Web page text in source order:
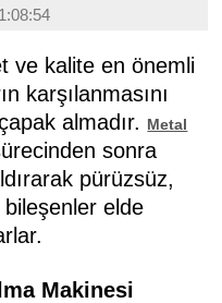
ve kalite en önemli
karşılanmasını
almadır. Metal
sonra
pürüzsüz,
elde
Makinesi